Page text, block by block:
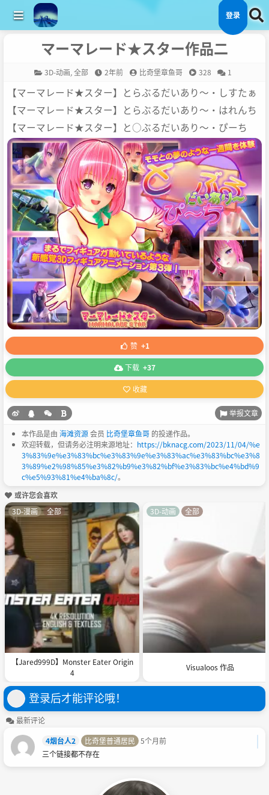
登录
マーマレード★スター作品二
3D-动画,全部 2年前 比奇堡章鱼哥 328 1
【マーマレード★スター】とらぶるだいあり～・しすたぁ
【マーマレード★スター】とらぶるだいあり～・はれんち
【マーマレード★スター】と○ぶるだいあり～・ぴーち
赞 +1
下载 +37
收藏
举报文章
本作品是由 海滩资源会员 比奇堡章鱼哥 的投递作品。
欢迎转载，但请务必注明来源地址： https://bknacg.com/2023/11/04/%e
3%83%9e%e3%83%bc%e3%83%9e%e3%83%ac%e3%83%bc%e3%8
3%89%e2%98%85%e3%82%b9%e3%82%bf%e3%83%bc%e4%bd%9
c%e5%93%81%e4%ba%8c/。
或许您会喜欢
【Jared999D】Monster Eater Origin
4
3D-漫画 全部
Visualoos 作品
3D-动画 全部
登录后才能评论哦！
最新评论
4烟台人2
比奇堡普通居民 5个月前
三个链接都不存在